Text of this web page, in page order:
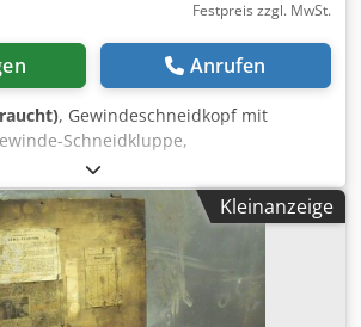
Festpreis zzgl. MwSt.
Anrufen
, Gewindeschneidkopf mit
Schneidkluppe,
Rohrgewinde-Schneide Djdpfjb
Gewinde: 1/2"-3/4" Zoll -Gewicht: 4,5
Kleinanzeige